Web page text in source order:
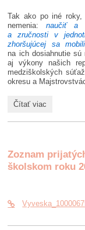
Tak ako po iné
nemenia: naučiť a
a zručnosti v
zhoršujúcej sa
na ich dosiahnutie
aj výkony našich
medziškolských
okresu a
Šport
škole
⚽
🏸
Čítať viac
Zoznam
školskom roku